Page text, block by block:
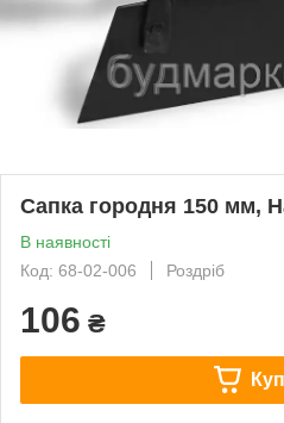
Сапка городня 150 мм,
В наявності
Код: 68-02-006
Роздріб
106 ₴